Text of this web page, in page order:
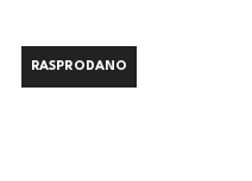
RASPRODANO